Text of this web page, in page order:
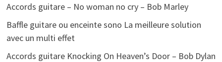
Accords guitare – No woman no cry – Bob Marley
Baffle guitare ou enceinte sono La meilleure solution
avec un multi effet
Accords guitare Knocking On Heaven’s Door – Bob Dylan